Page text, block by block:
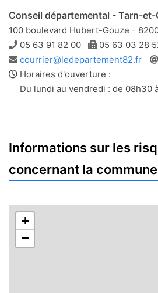
Conseil départemental - Tarn-et-
100 boulevard Hubert-Gouze -
Téléphone
05 63 91 82 00 Télécopie
05 63 03 28
Adresse
e-
mail
courrier@ledepartement82.fr
Horaires d'ouverture :
Du lundi au vendredi : de 08h30
Informations sur les
concernant la
+
−